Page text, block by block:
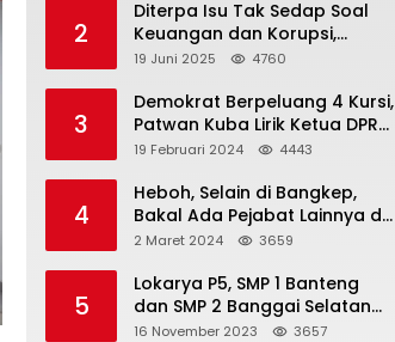
2
Diterpa Isu Tak Sedap Soal
Keuangan dan Korupsi,
Pemda Balut Sebut Isu Tak
19 Juni 2025 4760
3
Demokrat Berpeluang 4 Kursi,
Patwan Kuba Lirik Ketua DPRD
Banggai Laut
19 Februari 2024 4443
4
Heboh, Selain di Bangkep,
Bakal Ada Pejabat Lainnya di
Banggai Laut yang Bakal di
2 Maret 2024 3659
5
Lokarya P5, SMP 1 Banteng
dan SMP 2 Banggai Selatan
Curi Perhatian
16 November 2023 3657